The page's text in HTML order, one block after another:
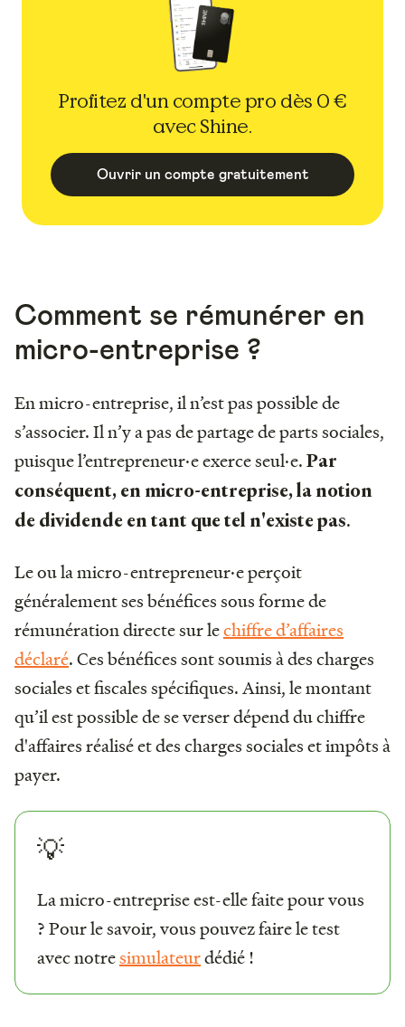
Profitez d'un compte pro dès 0 €
avec Shine.
Ouvrir un compte gratuitement
Comment se rémunérer en
micro-entreprise ?
En micro-entreprise, il n’est pas possible de
s’associer. Il n’y a pas de partage de parts sociales,
puisque l’entrepreneur·e exerce seul·e. Par
conséquent, en micro-entreprise, la notion
de dividende en tant que tel n'existe pas.
Le ou la micro-entrepreneur·e perçoit
généralement ses bénéfices sous forme de
rémunération directe sur lechiffre d’affaires
déclaré. Ces bénéfices sont soumis à des charges
sociales et fiscales spécifiques. Ainsi, le montant
qu’il est possible de se verser dépend du chiffre
d'affaires réalisé et des charges sociales et impôts à
payer.
💡
La micro-entreprise est-elle faite pour vous
? Pour le savoir, vous pouvez faire le test
avec notresimulateurdédié !